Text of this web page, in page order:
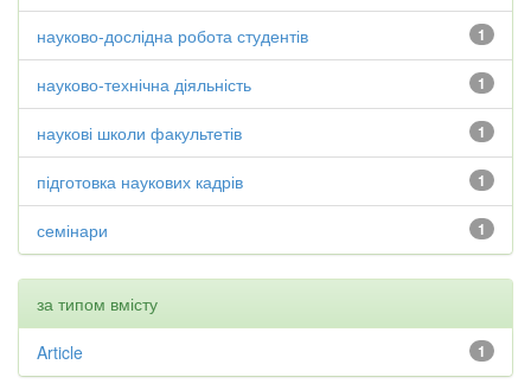
1
науково-дослідна робота студентів
1
науково-технічна діяльність
1
наукові школи факультетів
1
підготовка наукових кадрів
1
семінари
за типом вмісту
1
Article